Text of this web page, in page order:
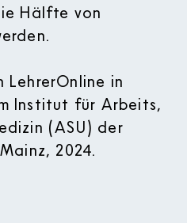
Hälfte von
Lehrer­Online in
Institut für Arbeits­,
(ASU) der
2024.